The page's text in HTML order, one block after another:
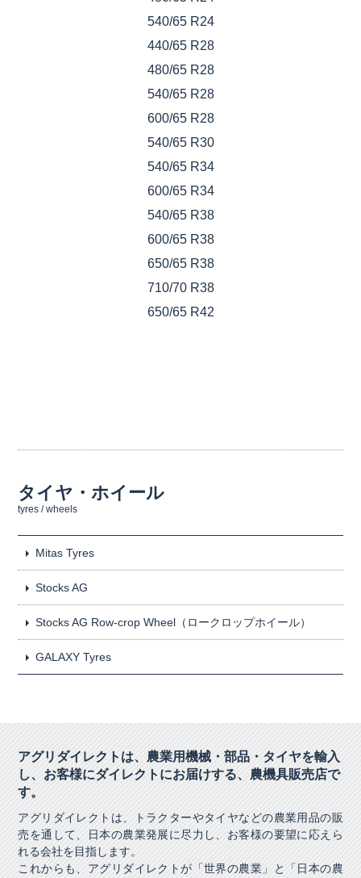
540/65 R24
440/65 R28
480/65 R28
540/65 R28
600/65 R28
540/65 R30
540/65 R34
600/65 R34
540/65 R38
600/65 R38
650/65 R38
710/70 R38
650/65 R42
タイヤ・ホイール
tyres / wheels
Mitas Tyres
Stocks AG
Stocks AG Row-crop Wheel（ロークロップホイール）
GALAXY Tyres
アグリダイレクトは、農業用機械・部品・タイヤを輸入
し、 お客様にダイレクトにお届けする、農機具販売店で
す。
アグリダイレクトは、トラクターやタイヤなどの農業用品の販
売を通して、日本の農業発展に尽力し、お客様の要望に応えら
れる会社を目指します。
これからも、アグリダイレクトが「世界の農業」と「日本の農